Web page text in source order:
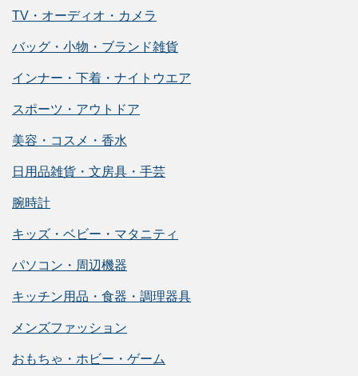
TV・オーディオ・カメラ
バッグ・小物・ブランド雑貨
インナー・下着・ナイトウエア
スポーツ・アウトドア
美容・コスメ・香水
日用品雑貨・文房具・手芸
腕時計
キッズ・ベビー・マタニティ
パソコン・周辺機器
キッチン用品・食器・調理器具
メンズファッション
おもちゃ・ホビー・ゲーム